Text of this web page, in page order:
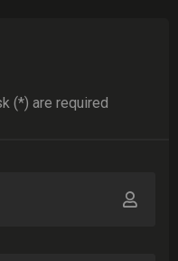
(*) are required